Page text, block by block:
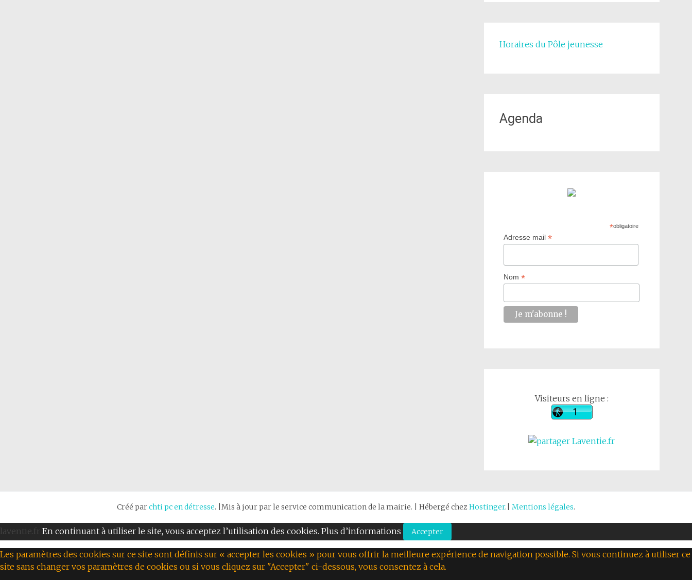
Horaires du Pôle jeunesse
Agenda
*obligatoire
Adresse mail*
Nom*
Visiteurs en ligne :
Créé parchti pc en détresse. |Mis à jour par le service communication de la mairie. | Hébergé chez Hostinger.| Mentions légales.
laventie.fr En continuant à utiliser le site, vous acceptez l’utilisation des cookies. Plus d’informations Accepter
Les paramètres des cookies sur ce site sont définis sur « accepter les cookies » pour vous offrir la meilleure expérience de navigation possible. Si vous continuez à utiliser ce
site sans changer vos paramètres de cookies ou si vous cliquez sur "Accepter" ci-dessous, vous consentez à cela.